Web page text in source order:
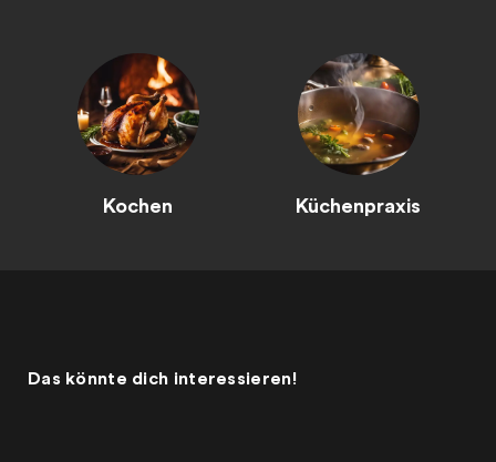
Kochen Küchenpraxis
Das könnte dich interessieren!